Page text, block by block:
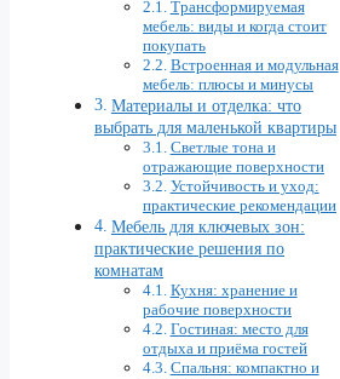
Трансформируемая
мебель: виды и когда стоит
покупать
Встроенная и модульная
мебель: плюсы и минусы
Материалы и отделка: что
выбрать для маленькой квартиры
Светлые тона и
отражающие поверхности
Устойчивость и уход:
практические рекомендации
Мебель для ключевых зон:
практические решения по
комнатам
Кухня: хранение и
рабочие поверхности
Гостиная: место для
отдыха и приёма гостей
Спальня: компактно и